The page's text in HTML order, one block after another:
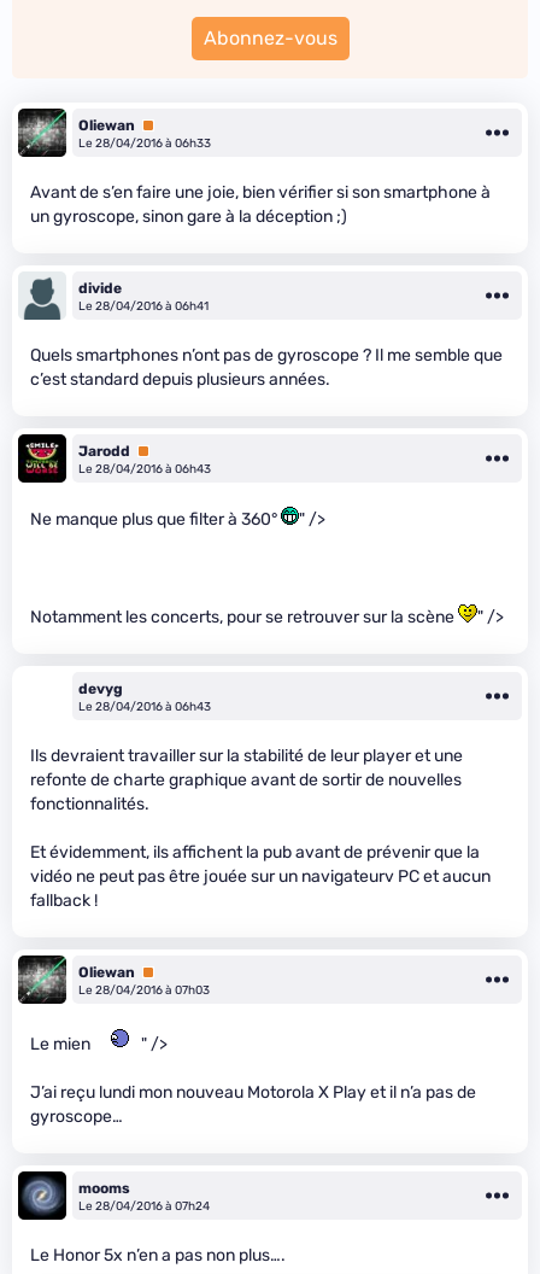
Abonnez-vous
Oliewan
Premium
Le 28/04/2016 à 06h33
Avant de s’en faire une joie, bien vérifier si son smartphone à
un gyroscope, sinon gare à la déception ;)
divide
Le 28/04/2016 à 06h41
Quels smartphones n’ont pas de gyroscope ? Il me semble que
c’est standard depuis plusieurs années.
Jarodd
Premium
Le 28/04/2016 à 06h43
Ne manque plus que filter à 360° " />
Notamment les concerts, pour se retrouver sur la scène " />
devyg
Le 28/04/2016 à 06h43
Ils devraient travailler sur la stabilité de leur player et une
refonte de charte graphique avant de sortir de nouvelles
fonctionnalités.
Et évidemment, ils affichent la pub avant de prévenir que la
vidéo ne peut pas être jouée sur un navigateurv PC et aucun
fallback !
Oliewan
Premium
Le 28/04/2016 à 07h03
Le mien " />
J’ai reçu lundi mon nouveau Motorola X Play et il n’a pas de
gyroscope…
mooms
Le 28/04/2016 à 07h24
Le Honor 5x n’en a pas non plus….